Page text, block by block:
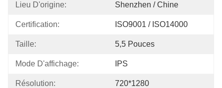
Lieu D'origine: Shenzhen / Chine
Certification: ISO9001 / ISO14000
Taille: 5,5 Pouces
Mode D'affichage: IPS
Résolution: 720*1280